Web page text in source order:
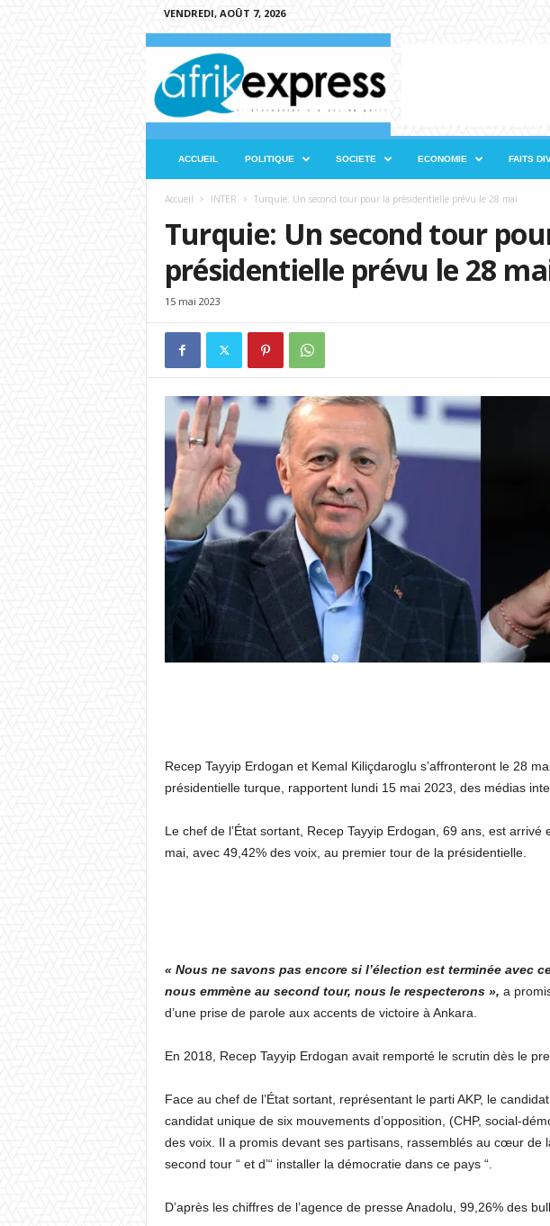
VENDREDI, AOÛT 7, 2026
e
ACCUEIL POLITIQUE SOCIETE ECONOMIE FAITS
Accueil INTER Turquie: Un second tour pour la présidentielle prévu le 28 mai
Turquie: Un second tour
présidentielle prévu le 28
15 mai 2023
Recep Tayyip Erdogan et Kemal Kiliçdaroglu s’affronteront le 28
présidentielle turque, rapportent lundi 15 mai 2023, des médias
Le chef de l’État sortant, Recep Tayyip Erdogan, 69 ans, est
mai, avec 49,42% des voix, au premier tour de la présidentielle.
« Nous ne savons pas encore si l’élection est terminée avec
nous emmène au second tour, nous le respecterons », a
d’une prise de parole aux accents de victoire à Ankara.
En 2018, Recep Tayyip Erdogan avait remporté le scrutin dès le
Face au chef de l’État sortant, représentant le parti AKP, le
candidat unique de six mouvements d’opposition, (CHP, social-
des voix. Il a promis devant ses partisans, rassemblés au cœur de
second tour “ et d’“ installer la démocratie dans ce pays “.
D’après les chiffres de l’agence de presse Anadolu, 99,26% des